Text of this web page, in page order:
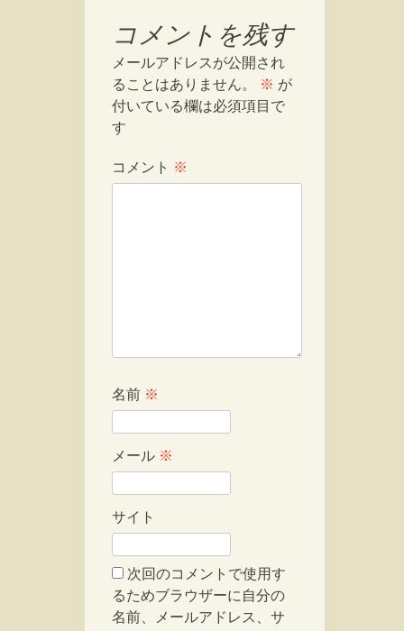
コメントを残す
メールアドレスが公開され
ることはありません。
※ が
付いている欄は必須項目で
す
コメント ※
名前 ※
メール ※
サイト
次回のコメントで使用す
るためブラウザーに自分の
名前、メールアドレス、サ